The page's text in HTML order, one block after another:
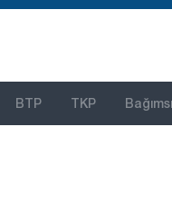
BTP TKP